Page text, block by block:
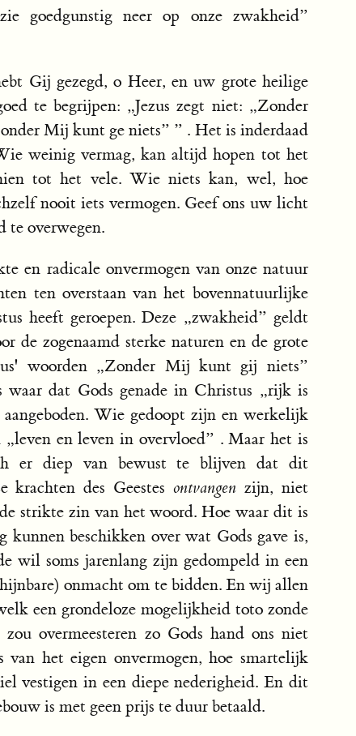
goedgunstig neer op onze zwakheid”
Gij gezegd, o Heer, en uw grote heilige
te begrijpen: „Jezus zegt niet: „Zonder
Mij kunt ge niets” ” . Het is inderdaad
weinig vermag, kan altijd hopen tot het
tot het vele. Wie niets kan, wel, hoe
nooit iets vermogen. Geef ons uw licht
te overwegen.
en radicale onvermogen van onze natuur
ten overstaan van het bovennatuurlijke
heeft geroepen. Deze „zwakheid” geldt
de zogenaamd sterke naturen en de grote
woorden „Zonder Mij kunt gij niets”
waar dat Gods genade in Christus „rijk is
Wie gedoopt zijn en werkelijk
en leven in overvloed” . Maar het is
er diep van bewust te blijven dat dit
krachten des Geestesontvangen zijn, niet
strikte zin van het woord. Hoe waar dit is
beschikken over wat Gods gave is,
wil soms jarenlang zijn gedompeld in een
onmacht om te bidden. En wij allen
een grondeloze mogelijkheid toto zonde
overmeesteren zo Gods hand ons niet
van het eigen onvermogen, hoe smartelijk
vestigen in een diepe nederigheid. En dit
is met geen prijs te duur betaald.